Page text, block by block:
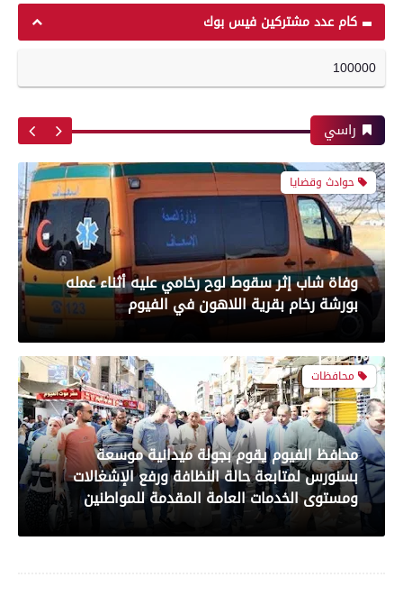
بعدسة الخبر المصري| شاهد أبرز لقطات مباراة
الزمالك و شباب بلوزداد الجزائري فى كأس
الكونفدرالية الإفريقية
بعدسة الخبر المصري| شاهد أبرز لقطات مباراة
الأهلي و سيراميك فى الدورى
رياضة
بعدسة الخبر المصري| شاهد أبرز لقطات مباراة
الزمالك والمصري البورسعيدي فى الدوري
رياضة
كام عدد مشتركين فيس بوك
100000
راسي
تموين الفيوم ضبط مزرعة دواجن مهجورة بمركز
سنورس بداخلها ماكينة نخل دقيق بلدي مدعم
لاستخراج الدقيق الفاخر
حوادث وقضايا
وفاة شاب إثر سقوط لوح رخامي عليه أثناء عمله
بورشة رخام بقرية اللاهون في الفيوم
محافظات
محافظ الفيوم يقوم بجولة ميدانية موسعة
بسنورس لمتابعة حالة النظافة ورفع الإشغالات
ومستوى الخدمات العامة المقدمة للمواطنين